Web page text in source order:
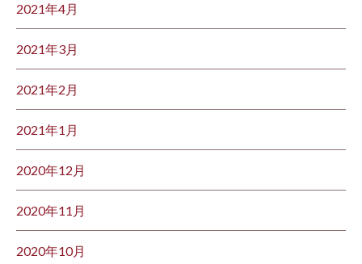
2021年4月
2021年3月
2021年2月
2021年1月
2020年12月
2020年11月
2020年10月